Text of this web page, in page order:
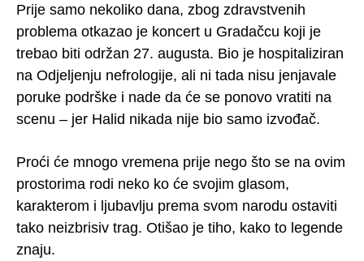
Prije samo nekoliko dana, zbog zdravstvenih
problema otkazao je koncert u Gradačcu koji je
trebao biti održan 27. augusta. Bio je hospitaliziran
na Odjeljenju nefrologije, ali ni tada nisu jenjavale
poruke podrške i nade da će se ponovo vratiti na
scenu – jer Halid nikada nije bio samo izvođač.
Proći će mnogo vremena prije nego što se na ovim
prostorima rodi neko ko će svojim glasom,
karakterom i ljubavlju prema svom narodu ostaviti
tako neizbrisiv trag. Otišao je tiho, kako to legende
znaju.